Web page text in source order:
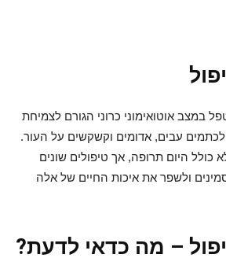
במצב אוטואימוני כרוני הגורם לצמיחת
עבים, אדומים וקשקשים על העור.
כולל היום תרופה, אך טיפולים שונים
ולשפר את איכות החיים של אלה
– מה כדאי לדעת?